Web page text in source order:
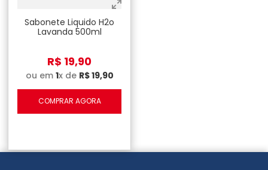
Sabonete Liquido H2o
Lavanda 500ml
R$ 19,90
ou em 1x de R$19,90
COMPRAR AGORA